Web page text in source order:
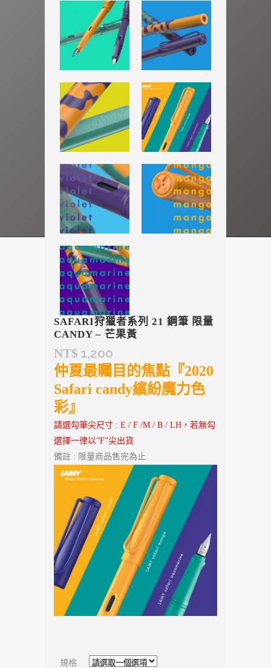
SAFARI狩獵者系列 21 鋼筆 限量
CANDY – 芒果黃
NT$ 1,200
仲夏最矚目的焦點『2020
Safari candy繽紛魔力色
彩』
請選勾筆尖尺寸 : E / F /M / B / LH，若無勾
選擇一律以”F”尖出貨
備註 : 限量商品售完為止
規格